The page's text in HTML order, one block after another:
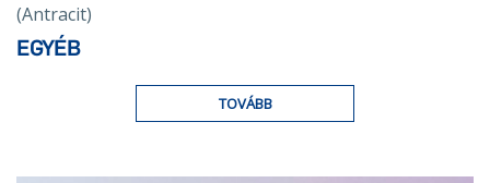
(Antracit)
EGYÉB
TOVÁBB